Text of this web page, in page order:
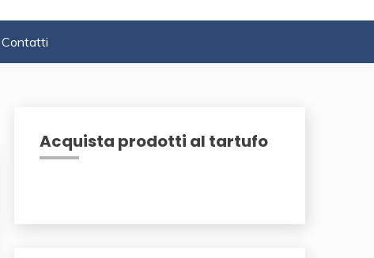
Contatti
Acquista prodotti al tartufo